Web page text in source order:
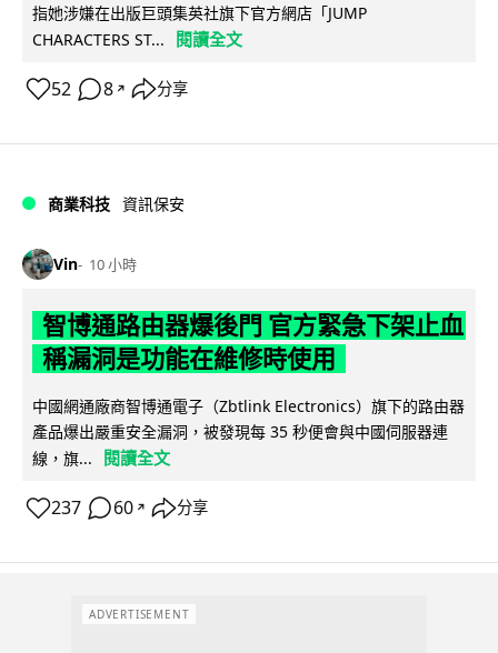
指她涉嫌在出版巨頭集英社旗下官方網店「JUMP
CHARACTERS ST...
閱讀全文
52 8 ↗ 分享
商業科技 資訊保安
Vin 10 小時
智博通路由器爆後門 官方緊急下架止血
稱漏洞是功能在維修時使用
中國網通廠商智博通電子（Zbtlink Electronics）旗下的路由器
產品爆出嚴重安全漏洞，被發現每 35 秒便會與中國伺服器連
線，旗...
閱讀全文
237 60 ↗ 分享
ADVERTISEMENT